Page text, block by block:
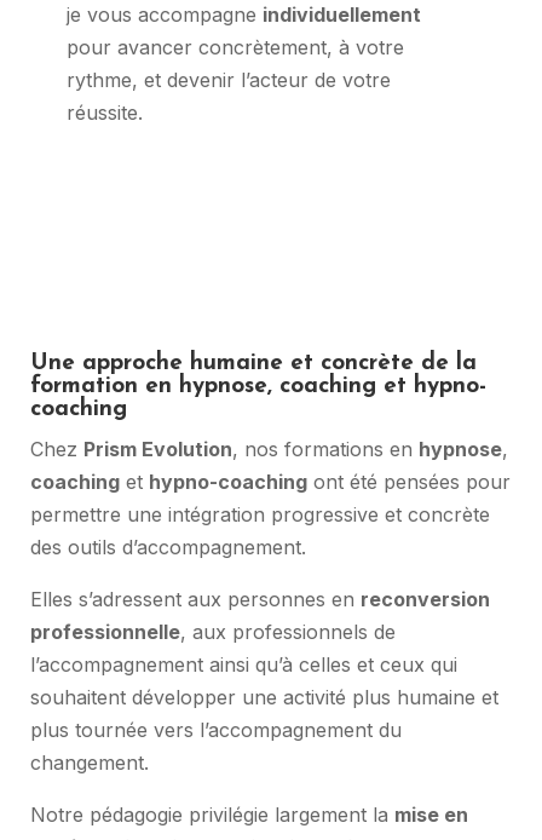
je vous accompagne individuellement
pour avancer concrètement, à votre
rythme, et devenir l’acteur de votre
réussite.
Une approche humaine et concrète de la
formation en hypnose, coaching et hypno-
coaching
Chez Prism Evolution, nos formations en hypnose,
coaching et hypno-coaching ont été pensées pour
permettre une intégration progressive et concrète
des outils d’accompagnement.
Elles s’adressent aux personnes en reconversion
professionnelle, aux professionnels de
l’accompagnement ainsi qu’à celles et ceux qui
souhaitent développer une activité plus humaine et
plus tournée vers l’accompagnement du
changement.
Notre pédagogie privilégie largement la mise en